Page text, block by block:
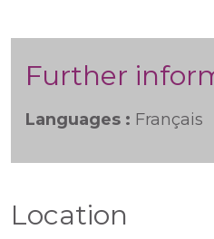
Further
Languages : Français
Location